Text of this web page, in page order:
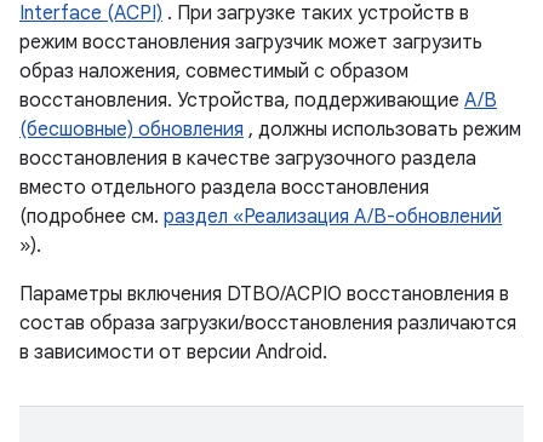
Interface (ACPI) . При загрузке таких устройств в
режим восстановления загрузчик может загрузить
образ наложения, совместимый с образом
восстановления. Устройства, поддерживающие A/B
(бесшовные) обновления , должны использовать режим
восстановления в качестве загрузочного раздела
вместо отдельного раздела восстановления
(подробнее см. раздел «Реализация A/B-обновлений
»).
Параметры включения DTBO/ACPIO восстановления в
состав образа загрузки/восстановления различаются
в зависимости от версии Android.